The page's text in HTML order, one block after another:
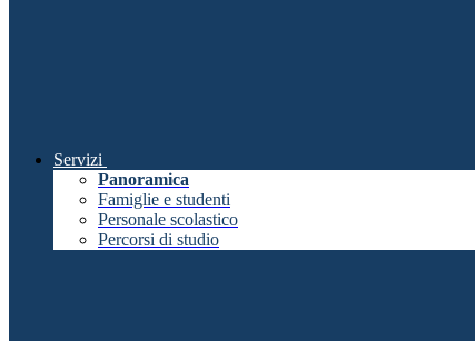
Servizi
Panoramica
Famiglie e studenti
Personale scolastico
Percorsi di studio